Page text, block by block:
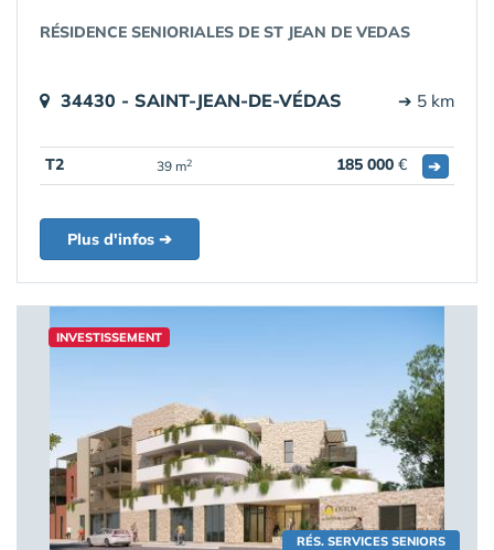
RÉSIDENCE SENIORIALES DE ST JEAN DE VEDAS
34430 - SAINT-JEAN-DE-VÉDAS ➔ 5 km
T2 39 m2 185 000 € ➔
Plus d'infos ➔
RÉS. SERVICES SENIORS
INVESTISSEMENT